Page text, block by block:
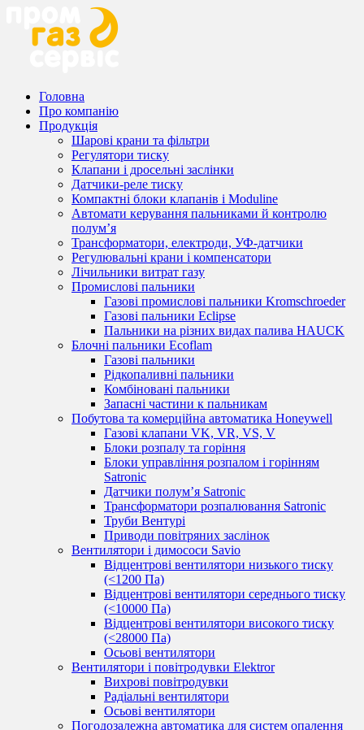
Головна
Про компанію
Продукція
Шарові крани та фільтри
Регулятори тиску
Клапани і дросельні заслінки
Датчики-реле тиску
Компактні блоки клапанів і Moduline
Автомати керування пальниками й контролю
полум’я
Трансформатори, електроди, УФ-датчики
Регулювальні крани і компенсатори
Лічильники витрат газу
Промислові пальники
Газові промислові пальники Kromschroeder
Газові пальники Eclipse
Пальники на різних видах палива HAUCK
Блочні пальники Ecoflam
Газові пальники
Рідкопаливні пальники
Комбіновані пальники
Запасні частини к пальникам
Побутова та комерційна автоматика Honeywell
Газові клапани VK, VR, VS, V
Блоки розпалу та горіння
Блоки управління розпалом і горінням
Satronic
Датчики полум’я Satronic
Трансформатори розпалювання Satronic
Труби Вентурі
Приводи повітряних заслінок
Вентилятори і димососи Savio
Відцентрові вентилятори низького тиску
(<1200 Па)
Відцентрові вентилятори середнього тиску
(<10000 Па)
Відцентрові вентилятори високого тиску
(<28000 Па)
Осьові вентилятори
Вентилятори і повітродувки Elektror
Вихрові повітродувки
Радіальні вентилятори
Осьові вентилятори
Погодозалежна автоматика для систем опалення